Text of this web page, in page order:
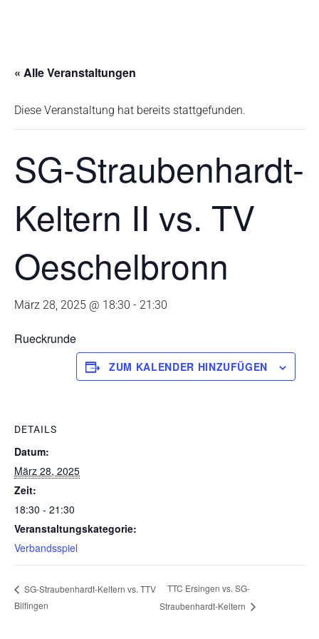
« Alle Veranstaltungen
Diese Veranstaltung hat bereits stattgefunden.
SG-Straubenhardt-
Keltern II vs. TV
Oeschelbronn
März 28, 2025 @ 18:30 - 21:30
Rueckrunde
ZUM KALENDER HINZUFÜGEN
DETAILS
Datum:
März 28, 2025
Zeit:
18:30 - 21:30
Veranstaltungskategorie:
Verbandsspiel
SG-Straubenhardt-Keltern vs. TTV
Bilfingen
TTC Ersingen vs. SG-
Straubenhardt-Keltern